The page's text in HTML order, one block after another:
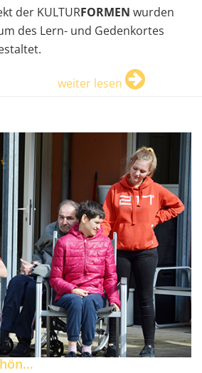
der KULTURFORMEN wurden
des Lern- und Gedenkortes
weiter lesen